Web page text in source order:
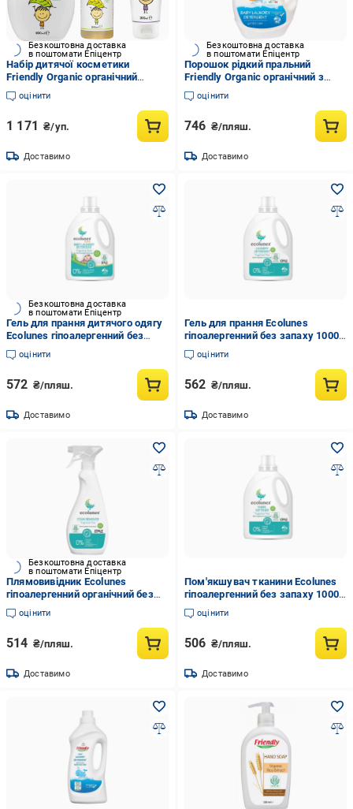
Безкоштовна доставка
в поштомати Епіцентр
Набір дитячої косметики
Friendly Organic органічний
безпечний догляд
оцінити
1 171 ₴/уп.
Доставимо
Безкоштовна доставка
в поштомати Епіцентр
Порошок рідкий пральний
Friendly Organic органічний з
фруктами 40 прань 2000 мл
оцінити
746 ₴/пляш.
Доставимо
Безкоштовна доставка
в поштомати Епіцентр
Гель для прання дитячого одягу
Ecolunes гіпоалергенний без
запаху 1000 мл (1558240383)
оцінити
572 ₴/пляш.
Доставимо
Гель для прання Ecolunes
гіпоалергенний без запаху 1000
мл (1558247618)
оцінити
562 ₴/пляш.
Доставимо
Безкоштовна доставка
в поштомати Епіцентр
Плямовивідник Ecolunes
гіпоалергенний органічний без
запаху 500 мл
оцінити
514 ₴/пляш.
Доставимо
Пом'якшувач тканини Ecolunes
гіпоалергенний без запаху 1000
мл (1558398547)
оцінити
506 ₴/пляш.
Доставимо